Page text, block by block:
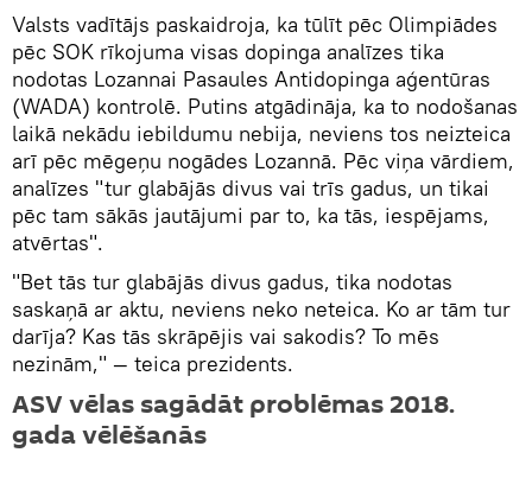
Valsts vadītājs paskaidroja, ka tūlīt pēc Olimpiādes
pēc SOK rīkojuma visas dopinga analīzes tika
nodotas Lozannai Pasaules Antidopinga aģentūras
(WADA) kontrolē. Putins atgādināja, ka to nodošanas
laikā nekādu iebildumu nebija, neviens tos neizteica
arī pēc mēgeņu nogādes Lozannā. Pēc viņa vārdiem,
analīzes "tur glabājās divus vai trīs gadus, un tikai
pēc tam sākās jautājumi par to, ka tās, iespējams,
atvērtas".
"Bet tās tur glabājās divus gadus, tika nodotas
saskaņā ar aktu, neviens neko neteica. Ko ar tām tur
darīja? Kas tās skrāpējis vai sakodis? To mēs
nezinām," — teica prezidents.
ASV vēlas sagādāt problēmas 2018.
gada vēlēšanās